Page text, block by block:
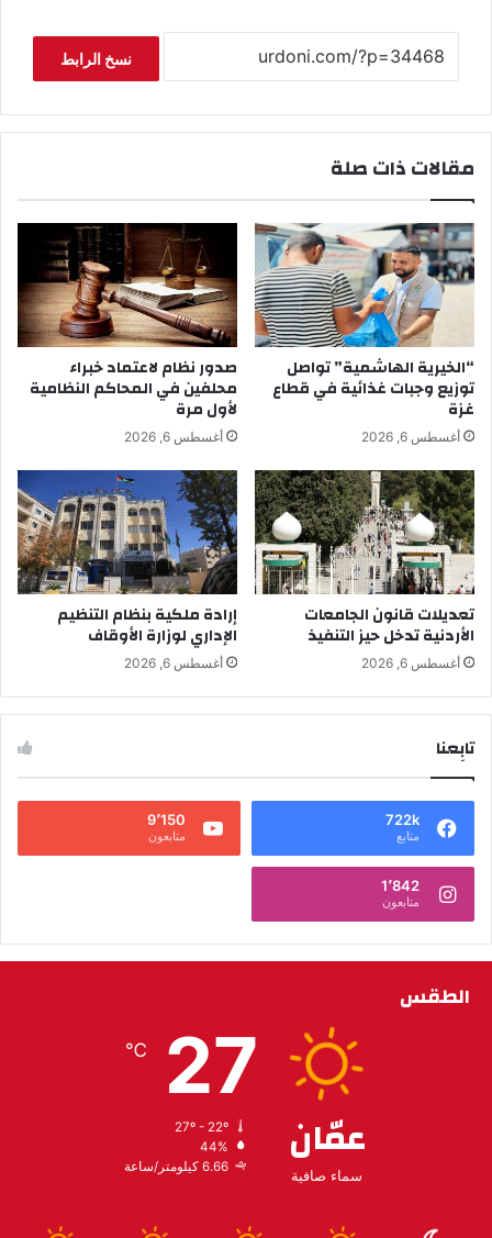
نسخ الرابط
مقالات ذات صلة
“الخيرية الهاشمية” تواصل
توزيع وجبات غذائية في قطاع
غزة
أغسطس 6, 2026
صدور نظام لاعتماد خبراء
محلفين في المحاكم النظامية
لأول مرة
أغسطس 6, 2026
تعديلات قانون الجامعات
الأردنية تدخل حيز التنفيذ
أغسطس 6, 2026
إرادة ملكية بنظام التنظيم
الإداري لوزارة الأوقاف
أغسطس 6, 2026
تابِعنا
722k
متابع
9٬150
متابعون
1٬842
متابعون
الطقس
عمّان
سماء صافية
27
℃
44%
6.66 كيلومتر/ساعة